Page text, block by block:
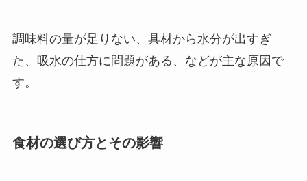
調味料の量が足りない、具材から水分が出すぎ
た、吸水の仕方に問題がある、などが主な原因で
す。
食材の選び方とその影響